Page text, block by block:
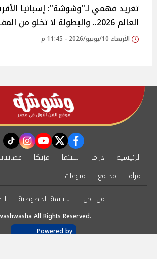
تغريد فهمي لـ"وشوشة": إسبانيا
العالم 2026.. والبطولة لا تخلو من المفاجآت
الأربعاء 10/يونيو/2026 - 11:45 م
facebook
twitter
youtube
الرئيسية دراما سينما مزيكا
مرأة
مجتمع
منوعات
من نحن
سياسة الخصوصية
All Rights Reserved.
Powered by